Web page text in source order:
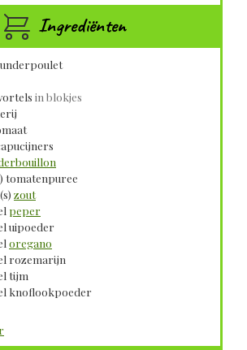
Ingrediënten
in blokjes
tomatenpuree
zout
peper
uipoeder
oregano
rozemarijn
tijm
knoflookpoeder